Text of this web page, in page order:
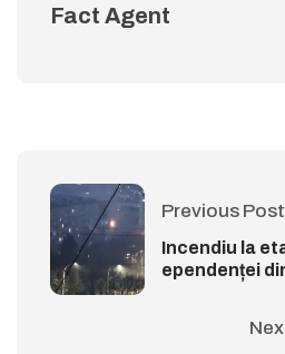
Fact Agent
Previous Post
Incendiu la
ependenței